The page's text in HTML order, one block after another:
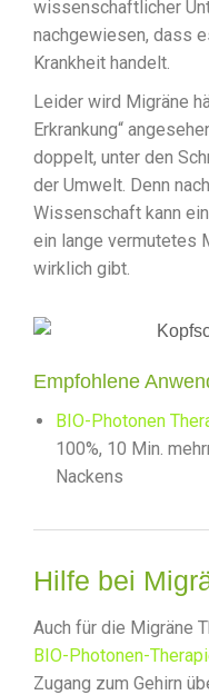
wissenschaftlicher
nachgewiesen, dass
Krankheit handelt.
Leider wird Migräne
Erkrankung“
doppelt, unter den
der Umwelt. Denn
Wissenschaft kann
ein lange vermutetes
wirklich gibt.
Empfohlene
BIO-Photonen
100%, 10 Min.
Nackens
Hilfe bei
Auch für die Migräne
BIO-Photonen-
Zugang zum Gehirn